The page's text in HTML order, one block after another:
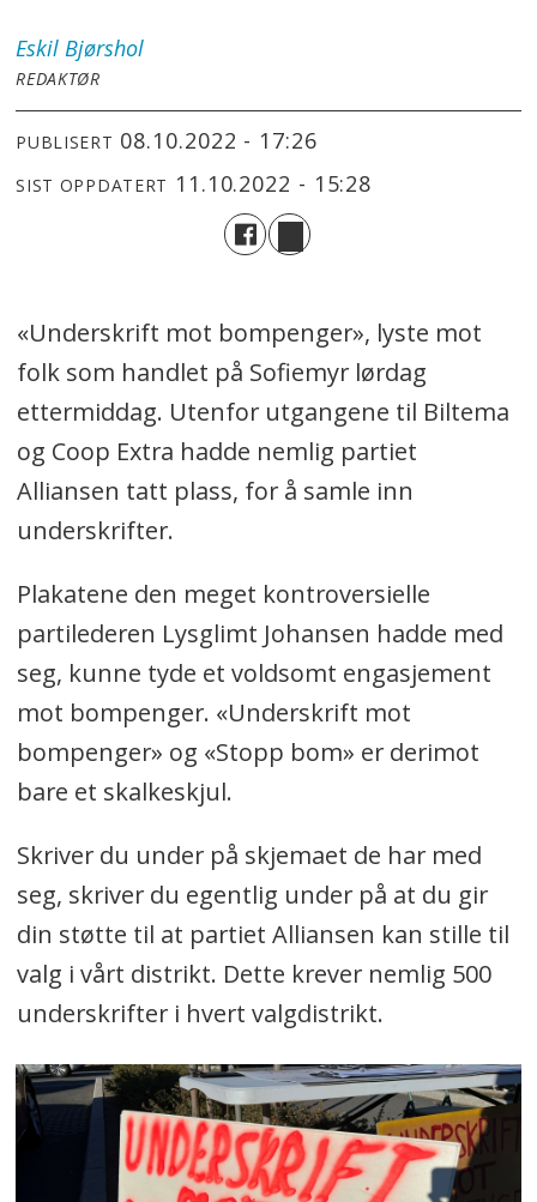
Eskil Bjørshol
REDAKTØR
PUBLISERT 08.10.2022 - 17:26
SIST OPPDATERT 11.10.2022 - 15:28
«Underskrift mot bompenger», lyste mot
folk som handlet på Sofiemyr lørdag
ettermiddag. Utenfor utgangene til Biltema
og Coop Extra hadde nemlig partiet
Alliansen tatt plass, for å samle inn
underskrifter.
Plakatene den meget kontroversielle
partilederen Lysglimt Johansen hadde med
seg, kunne tyde et voldsomt engasjement
mot bompenger. «Underskrift mot
bompenger» og «Stopp bom» er derimot
bare et skalkeskjul.
Skriver du under på skjemaet de har med
seg, skriver du egentlig under på at du gir
din støtte til at partiet Alliansen kan stille til
valg i vårt distrikt. Dette krever nemlig 500
underskrifter i hvert valgdistrikt.